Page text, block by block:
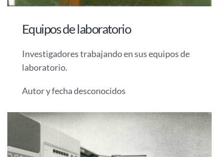
Equipos de laboratorio
Investigadores trabajando en sus equipos de
laboratorio.
Autor y fecha desconocidos